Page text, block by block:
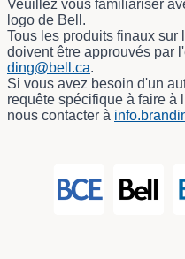
Veuillez vous familiariser
logo de Bell.
Tous les produits finaux
doivent être approuvés par
ding@bell.ca.
Si vous avez besoin d'un
requête spécifique à faire à
nous contacter à